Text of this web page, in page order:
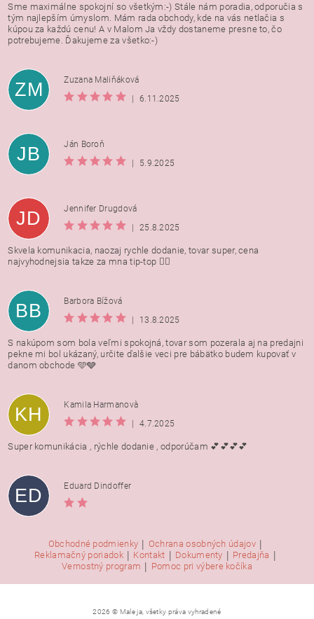
Sme maximálne spokojní so všetkým:-) Stále nám poradia, odporučia s
tým najlepším úmyslom. Mám rada obchody, kde na vás netlačia s
kúpou za každú cenu! A v Malom Ja vždy dostaneme presne to, čo
potrebujeme. Ďakujeme za všetko:-)
ZM
Zuzana Maliňáková
|
6.11.2025
JB
Ján Boroň
|
5.9.2025
JD
Jennifer Drugdová
|
25.8.2025
Skvela komunikacia, naozaj rychle dodanie, tovar super, cena
najvyhodnejsia takze za mna tip-top 👍🏻
BB
Barbora Bížová
|
13.8.2025
S nakúpom som bola veľmi spokojná, tovar som pozerala aj na predajni
pekne mi bol ukázaný, určite ďalšie veci pre bábätko budem kupovať v
danom obchode 🩵🩶
KH
Kamila Harmanovà
|
4.7.2025
Super komunikácia , rýchle dodanie , odporúčam 💕💕💕💕
ED Eduard Dindoffer
Obchodné podmienky | Ochrana osobných údajov |
Reklamačný poriadok | Kontakt | Dokumenty | Predajňa |
Vernostný program | Pomoc pri výbere kočíka
2026 © Male ja, všetky práva vyhradené